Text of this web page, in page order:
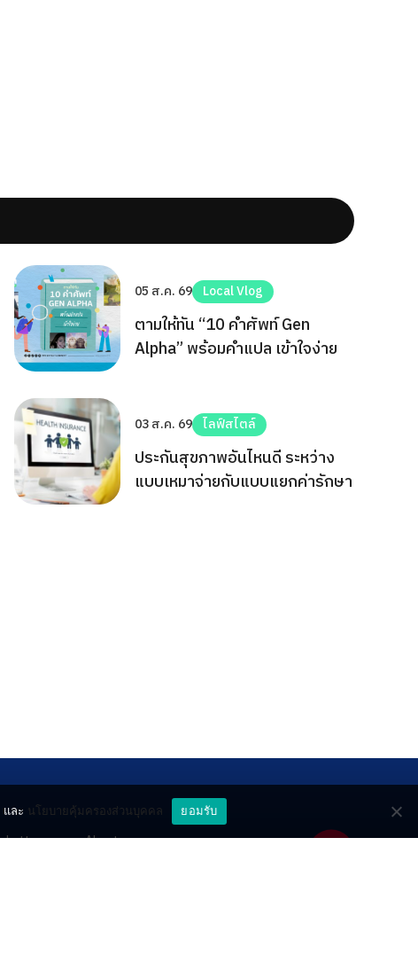
05 ส.ค. 69 Local Vlog
ตามให้ทัน “10 คำศัพท์ Gen
Alpha” พร้อมคำแปล เข้าใจง่าย
03 ส.ค. 69 ไลฟ์สไตล์
ประกันสุขภาพอันไหนดี ระหว่าง
แบบเหมาจ่ายกับแบบแยกค่ารักษา
Lottery
About
และ นโยบายคุ้มครองส่วนบุคคล ยอมรับ